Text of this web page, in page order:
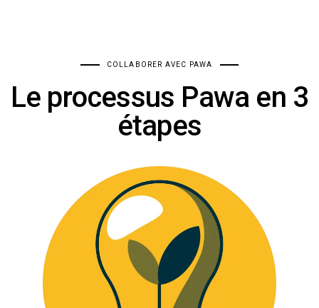
COLLABORER AVEC PAWA
Le processus Pawa en 3
étapes